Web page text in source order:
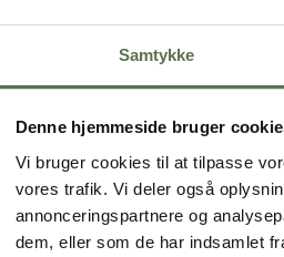
Samtykke
Denne hjemmeside bruger
Vi bruger cookies til at tilpasse
vores trafik. Vi deler også
annonceringspartnere og
dem, eller som de har indsamlet
Fuldkornsboller